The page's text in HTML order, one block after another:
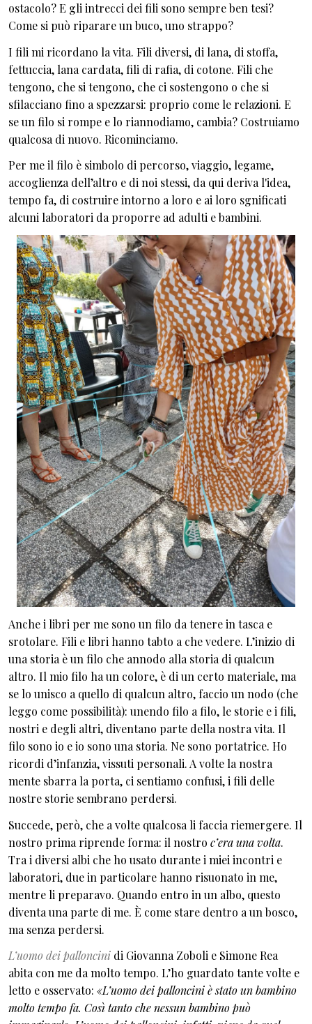
ostacolo? E gli intrecci dei fili sono sempre ben tesi?
Come si può riparare un buco, uno strappo?
I fili mi ricordano la vita. Fili diversi, di lana, di stoffa,
fettuccia, lana cardata, fili di rafia, di cotone. Fili che
tengono, che si tengono, che ci sostengono o che si
sfilacciano fino a spezzarsi: proprio come le relazioni. E
se un filo si rompe e lo riannodiamo, cambia? Costruiamo
qualcosa di nuovo. Ricominciamo.
Per me il filo è simbolo di percorso, viaggio, legame,
accoglienza dell’altro e di noi stessi, da qui deriva l'idea,
tempo fa, di costruire intorno a loro e ai loro sgnificati
alcuni laboratori da proporre ad adulti e bambini.
Anche i libri per me sono un filo da tenere in tasca e
srotolare. Fili e libri hanno tabto a che vedere. L’inizio di
una storia è un filo che annodo alla storia di qualcun
altro. Il mio filo ha un colore, è di un certo materiale, ma
se lo unisco a quello di qualcun altro, faccio un nodo (che
leggo come possibilità): unendo filo a filo, le storie e i fili,
nostri e degli altri, diventano parte della nostra vita. Il
filo sono io e io sono una storia. Ne sono portatrice. Ho
ricordi d’infanzia, vissuti personali. A volte la nostra
mente sbarra la porta, ci sentiamo confusi, i fili delle
nostre storie sembrano perdersi.
Succede, però, che a volte qualcosa li faccia riemergere. Il
nostro prima riprende forma: il nostro c’era una volta.
Tra i diversi albi che ho usato durante i miei incontri e
laboratori, due in particolare hanno risuonato in me,
mentre li preparavo. Quando entro in un albo, questo
diventa una parte di me. È come stare dentro a un bosco,
ma senza perdersi.
L’uomo dei palloncini di Giovanna Zoboli e Simone Rea
abita con me da molto tempo. L’ho guardato tante volte e
letto e osservato: «L’uomo dei palloncini è stato un bambino
molto tempo fa. Così tanto che nessun bambino può